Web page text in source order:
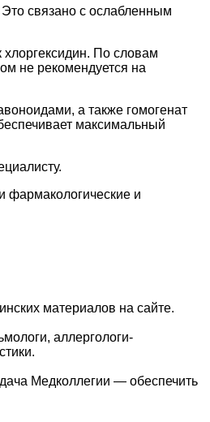
связано с ослабленным
хлоргексидин. По словам
не рекомендуется на
а также гомогенат
максимальный
фармакологические и
материалов на сайте.
аллергологи-
Медколлегии — обеспечить